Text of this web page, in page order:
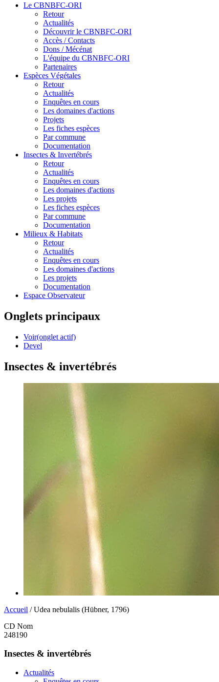
Le CBNBFC-ORI
Retour
Actualités
Découvrir le CBNBFC-ORI
Accès / Contacts
Dons / Mécénat
L'équipe du CBNBFC-ORI
Partenaires
Espèces Végétales
Retour
Actualités
Enquêtes en cours
Les domaines d'actions
Projets
Les fiches espèces
Par commune
Documentation
Insectes & Invertébrés
Retour
Actualités
Enquêtes en cours
Les domaines d'actions
Les projets
Les fiches espèces
Par commune
Documentation
Milieux & Habitats
Retour
Actualités
Enquêtes en cours
Les domaines d'actions
Les projets
Documentation
Espace Observateur
Onglets principaux
Voir(onglet actif)
Devel
Insectes & invertébrés
Accueil / Udea nebulalis (Hübner, 1796)
CD Nom
248190
Insectes & invertébrés
Actualités